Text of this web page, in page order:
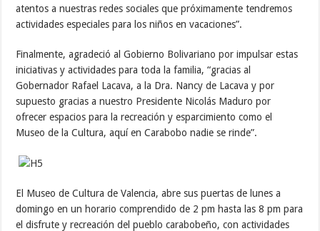
atentos a nuestras redes sociales que próximamente tendremos
actividades especiales para los niños en vacaciones”.
Finalmente, agradeció al Gobierno Bolivariano por impulsar estas
iniciativas y actividades para toda la familia, “gracias al
Gobernador Rafael Lacava, a la Dra. Nancy de Lacava y por
supuesto gracias a nuestro Presidente Nicolás Maduro por
ofrecer espacios para la recreación y esparcimiento como el
Museo de la Cultura, aquí en Carabobo nadie se rinde”.
El Museo de Cultura de Valencia, abre sus puertas de lunes a
domingo en un horario comprendido de 2 pm hasta las 8 pm para
el disfrute y recreación del pueblo carabobeño, con actividades